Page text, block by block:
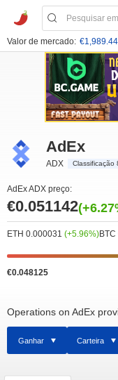
Valor de mercado:
AdEx
ADX Classificação
AdEx ADX preço:
€0.051142
ETH 0.000031 (+5.96%)
€0.048125
Operations on AdEx
Ganhar Carteira